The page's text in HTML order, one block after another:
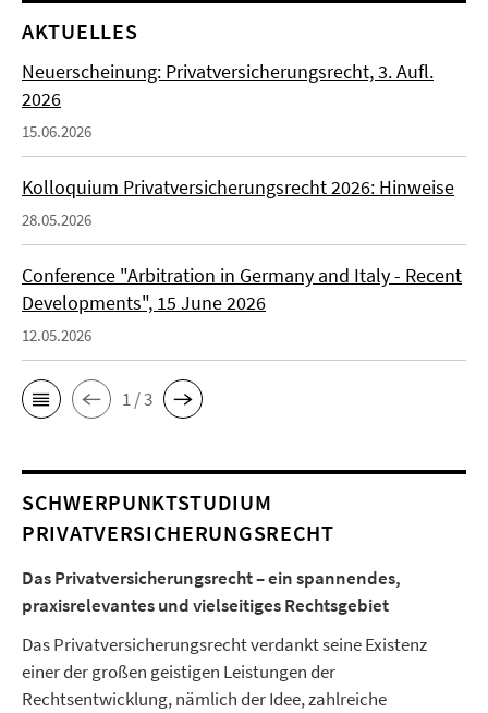
AKTUELLES
Neuerscheinung: Privatversicherungsrecht, 3. Aufl.
2026
15.06.2026
Kolloquium Privatversicherungsrecht 2026: Hinweise
28.05.2026
Conference "Arbitration in Germany and Italy - Recent
Developments", 15 June 2026
12.05.2026
1 / 3
SCHWERPUNKTSTUDIUM
PRIVATVERSICHERUNGSRECHT
Das Privatversicherungsrecht – ein spannendes,
praxisrelevantes und vielseitiges Rechtsgebiet
Das Privatversicherungsrecht verdankt seine Existenz
einer der großen geistigen Leistungen der
Rechtsentwicklung, nämlich der Idee, zahlreiche